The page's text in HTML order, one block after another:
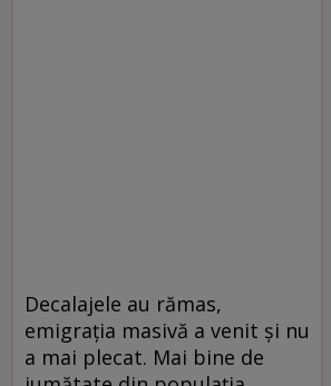
Decalajele au rămas,
emigrația masivă a venit și nu
a mai plecat. Mai bine de